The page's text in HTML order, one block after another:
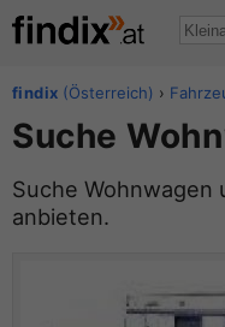
findix (Österreich) ›
Suche
Suche Wohnwagen
anbieten.